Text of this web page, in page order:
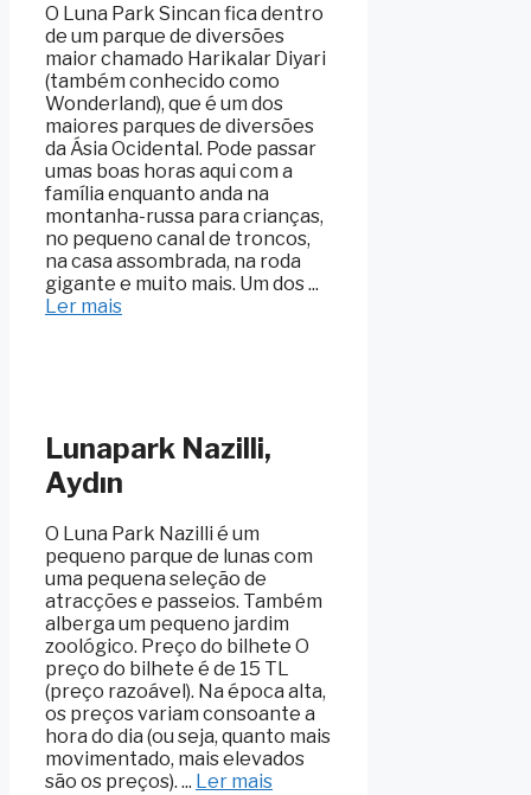
O Luna Park Sincan fica dentro
de um parque de diversões
maior chamado Harikalar Diyari
(também conhecido como
Wonderland), que é um dos
maiores parques de diversões
da Ásia Ocidental. Pode passar
umas boas horas aqui com a
família enquanto anda na
montanha-russa para crianças,
no pequeno canal de troncos,
na casa assombrada, na roda
gigante e muito mais. Um dos ...
Ler mais
Lunapark Nazilli,
Aydın
O Luna Park Nazilli é um
pequeno parque de lunas com
uma pequena seleção de
atracções e passeios. Também
alberga um pequeno jardim
zoológico. Preço do bilhete O
preço do bilhete é de 15 TL
(preço razoável). Na época alta,
os preços variam consoante a
hora do dia (ou seja, quanto mais
movimentado, mais elevados
são os preços). ... Ler mais